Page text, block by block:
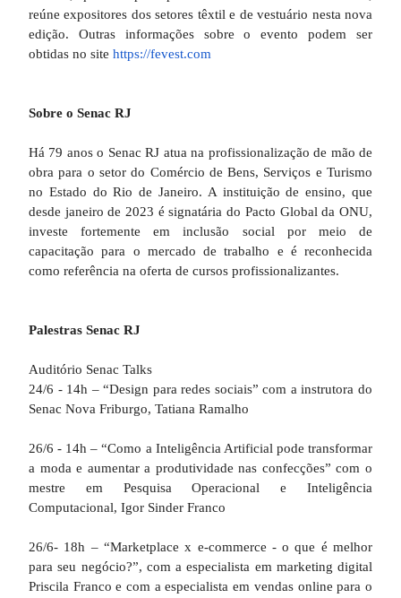
reúne expositores dos setores têxtil e de vestuário nesta nova
edição. Outras informações sobre o evento podem ser
obtidas no site https://fevest.com
Sobre o Senac RJ
Há 79 anos o Senac RJ atua na profissionalização de mão de
obra para o setor do Comércio de Bens, Serviços e Turismo
no Estado do Rio de Janeiro. A instituição de ensino, que
desde janeiro de 2023 é signatária do Pacto Global da ONU,
investe fortemente em inclusão social por meio de
capacitação para o mercado de trabalho e é reconhecida
como referência na oferta de cursos profissionalizantes.
Palestras Senac RJ
Auditório Senac Talks
24/6 - 14h – “Design para redes sociais” com a instrutora do
Senac Nova Friburgo, Tatiana Ramalho
26/6 - 14h – “Como a Inteligência Artificial pode transformar
a moda e aumentar a produtividade nas confecções” com o
mestre em Pesquisa Operacional e Inteligência
Computacional, Igor Sinder Franco
26/6- 18h – “Marketplace x e-commerce - o que é melhor
para seu negócio?”, com a especialista em marketing digital
Priscila Franco e com a especialista em vendas online para o